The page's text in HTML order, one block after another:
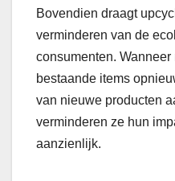
Bovendien draagt
verminderen van de
consumenten.
bestaande items
van nieuwe producten
verminderen ze hun
aanzienlijk.